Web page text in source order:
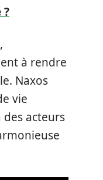
à rendre
Naxos
vie
des acteurs